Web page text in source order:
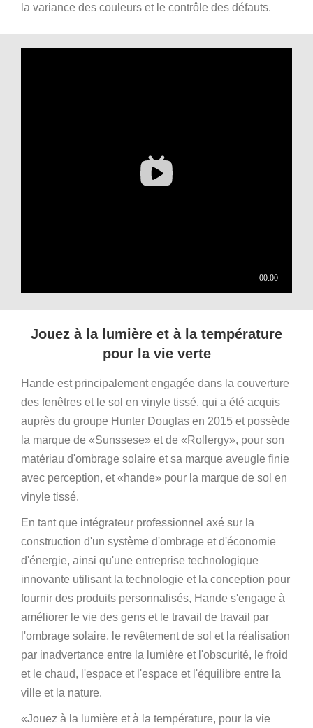
la variance des couleurs et le contrôle des défauts.
Jouez à la lumière et à la température
pour la vie verte
Hande est principalement engagée dans la couverture
des fenêtres et le sol en vinyle tissé, qui a été acquis
auprès du groupe Hunter Douglas en 2015 et possède
la marque de «Sunssese» et de «Rollergy», pour son
matériau d'ombrage solaire et sa marque aveugle finie
avec perception, et «hande» pour la marque de sol en
vinyle tissé.
En tant que intégrateur professionnel axé sur la
construction d'un système d'ombrage et d'économie
d'énergie, ainsi qu'une entreprise technologique
innovante utilisant la technologie et la conception pour
fournir des produits personnalisés, Hande s'engage à
améliorer le vie des gens et le travail de travail par
l'ombrage solaire, le revêtement de sol et la réalisation
par inadvertance entre la lumière et l'obscurité, le froid
et le chaud, l'espace et l'espace et l'équilibre entre la
ville et la nature.
«Jouez à la lumière et à la température, pour la vie